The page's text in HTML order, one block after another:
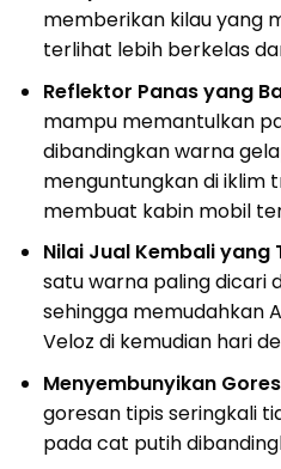
memberikan kilau yang
terlihat lebih berkelas
Reflektor Panas yang
mampu memantulkan
dibandingkan warna
menguntungkan di iklim
membuat kabin mobil
Nilai Jual Kembali yang
satu warna paling dicari
sehingga memudahkan
Veloz di kemudian hari
Menyembunyikan
goresan tipis seringkali
pada cat putih